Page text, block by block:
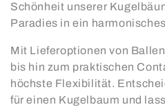
Schönheit unserer
Paradies in ein
Mit Lieferoptionen von
bis hin zum praktischen
höchste Flexibilität.
für einen Kugelbaum und